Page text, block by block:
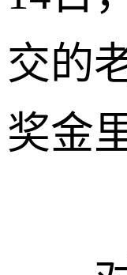
交的
奖金